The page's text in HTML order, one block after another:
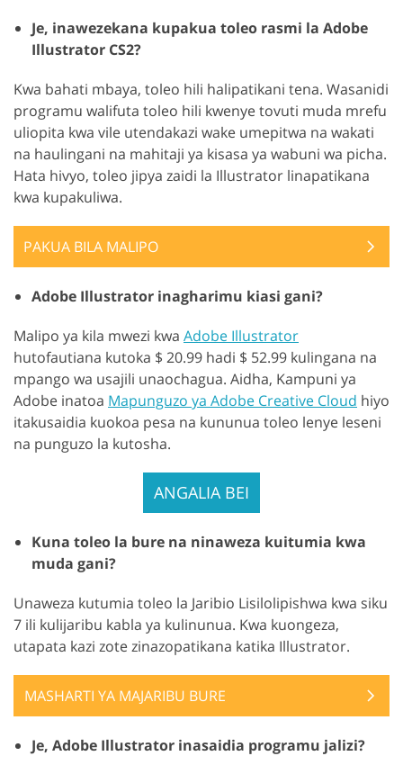
Je, inawezekana kupakua toleo rasmi la Adobe
Illustrator CS2?
Kwa bahati mbaya, toleo hili halipatikani tena. Wasanidi
programu walifuta toleo hili kwenye tovuti muda mrefu
uliopita kwa vile utendakazi wake umepitwa na wakati
na haulingani na mahitaji ya kisasa ya wabuni wa picha.
Hata hivyo, toleo jipya zaidi la Illustrator linapatikana
kwa kupakuliwa.
PAKUA BILA MALIPO
Adobe Illustrator inagharimu kiasi gani?
Malipo ya kila mwezi kwa Adobe Illustrator
hutofautiana kutoka $ 20.99 hadi $ 52.99 kulingana na
mpango wa usajili unaochagua. Aidha, Kampuni ya
Adobe inatoa Mapunguzo ya Adobe Creative Cloud hiyo
itakusaidia kuokoa pesa na kununua toleo lenye leseni
na punguzo la kutosha.
ANGALIA BEI
Kuna toleo la bure na ninaweza kuitumia kwa
muda gani?
Unaweza kutumia toleo la Jaribio Lisilolipishwa kwa siku
7 ili kulijaribu kabla ya kulinunua. Kwa kuongeza,
utapata kazi zote zinazopatikana katika Illustrator.
MASHARTI YA MAJARIBU BURE
Je, Adobe Illustrator inasaidia programu jalizi?